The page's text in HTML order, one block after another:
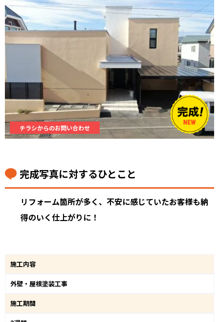
チラシからのお問い合わせ
完成写真に対するひとこと
リフォーム箇所が多く、不安に感じていたお客様も納
得のいく仕上がりに！
施工内容
外壁・屋根塗装工事
施工期間